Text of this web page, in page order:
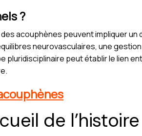
?
acouphènes peuvent impliquer un
neurovasculaires, une
pluridisciplinaire peut établir le lien
de